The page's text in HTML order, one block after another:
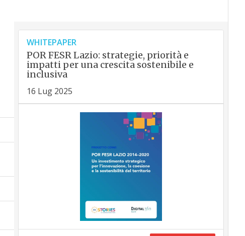
WHITEPAPER
POR FESR Lazio: strategie, priorità e
impatti per una crescita sostenibile e
inclusiva
16 Lug 2025